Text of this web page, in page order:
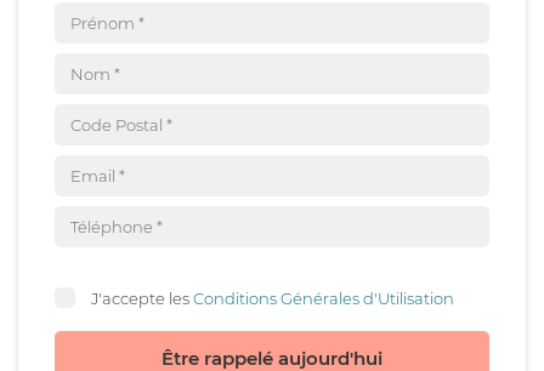
J'accepte lesConditions Générales d'Utilisation
Être rappelé aujourd'hui